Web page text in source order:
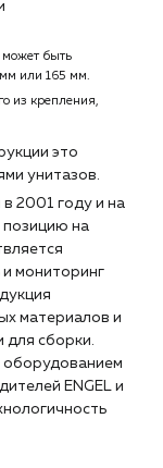
может быть
мм или 165 мм.
из крепления,
это
унитазов.
2001 году и на
на
и мониторинг
материалов и
для сборки.
оборудованием
ENGEL и